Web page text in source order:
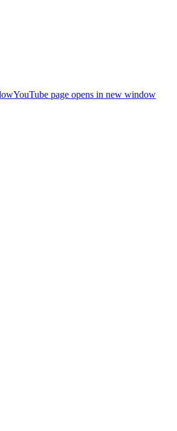
YouTube page opens in new window